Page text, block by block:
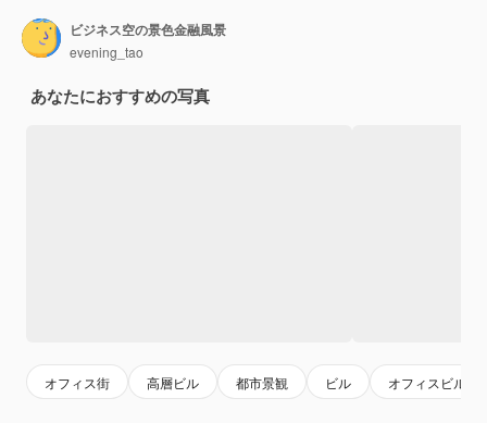
ビジネス空の景色金融風景
evening_tao
あなたにおすすめの写真
オフィス街 高層ビル 都市景観 ビル オフィスビル